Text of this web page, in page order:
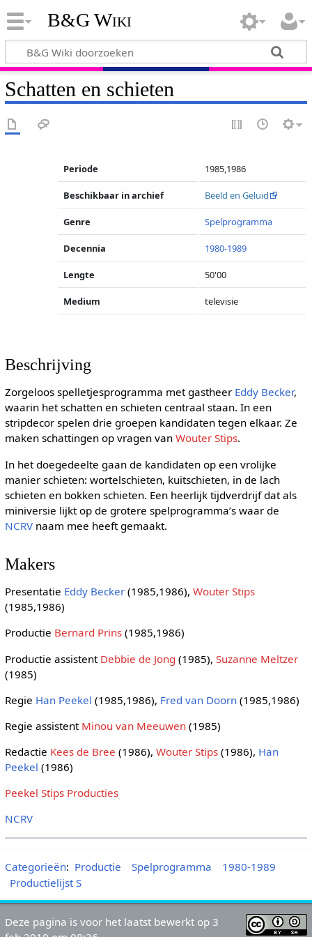
B&G Wiki
Schatten en schieten
Periode 1985,1986
Beschikbaar in archief Beeld en Geluid
Genre Spelprogramma
Decennia 1980-1989
Lengte 50'00
Medium televisie
Beschrijving
Zorgeloos spelletjesprogramma met gastheer Eddy Becker,
waarin het schatten en schieten centraal staan. In een
stripdecor spelen drie groepen kandidaten tegen elkaar. Ze
maken schattingen op vragen van Wouter Stips.
In het doegedeelte gaan de kandidaten op een vrolijke
manier schieten: wortelschieten, kuitschieten, in de lach
schieten en bokken schieten. Een heerlijk tijdverdrijf dat als
miniversie lijkt op de grotere spelprogramma’s waar de
NCRVnaam mee heeft gemaakt.
Makers
Presentatie Eddy Becker(1985,1986), Wouter Stips
(1985,1986)
Productie Bernard Prins(1985,1986)
Productie assistent Debbie de Jong (1985), Suzanne Meltzer
(1985)
Regie Han Peekel (1985,1986), Fred van Doorn(1985,1986)
Regie assistent Minou van Meeuwen(1985)
Redactie Kees de Bree (1986), Wouter Stips(1986), Han
Peekel (1986)
Peekel Stips Producties
NCRV
Categorieën: Productie Spelprogramma
1980-1989
Productielijst S
Deze pagina is voor het laatst bewerkt op 3